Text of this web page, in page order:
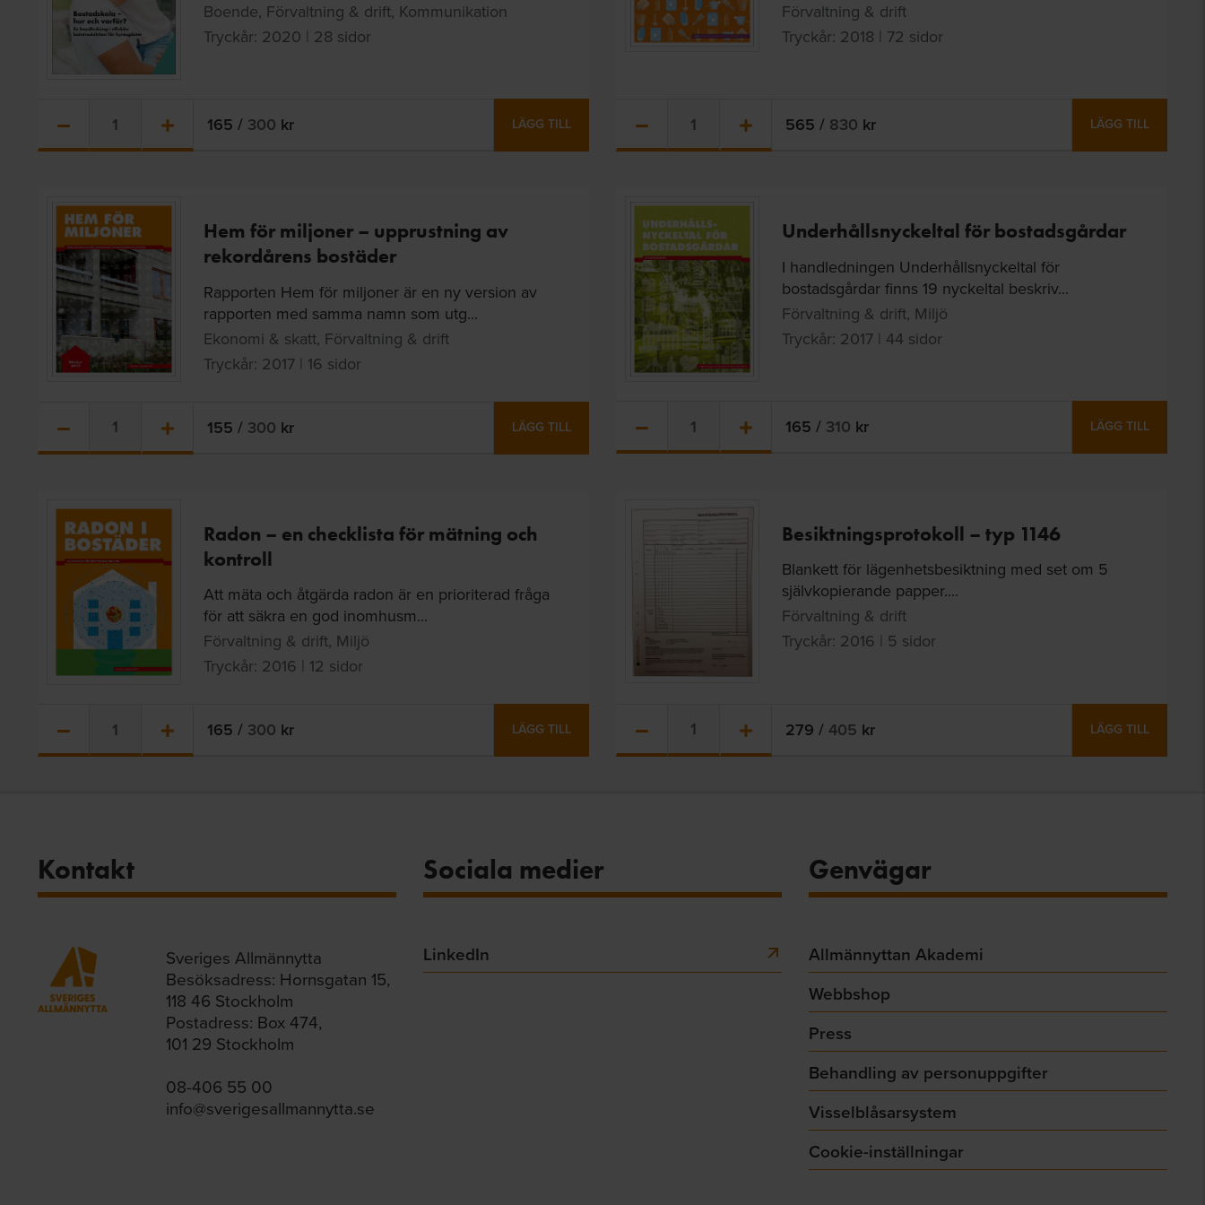
Boende, Förvaltning & drift, Kommunikation
Tryckår: 2020 | 28 sidor
165 / 300 kr LÄGG TILL
Förvaltning & drift
Tryckår: 2018 | 72 sidor
565 / 830 kr LÄGG TILL
Hem för miljoner – upprustning av
rekordårens bostäder
Rapporten Hem för miljoner är en ny version av
rapporten med samma namn som utg...
Ekonomi & skatt, Förvaltning & drift
Tryckår: 2017 | 16 sidor
155 / 300 kr LÄGG TILL
Underhållsnyckeltal för bostadsgårdar
I handledningen Underhållsnyckeltal för
bostadsgårdar finns 19 nyckeltal beskriv...
Förvaltning & drift, Miljö
Tryckår: 2017 | 44 sidor
165 / 310 kr LÄGG TILL
Radon – en checklista för mätning och
kontroll
Att mäta och åtgärda radon är en prioriterad fråga
för att säkra en god inomhusm...
Förvaltning & drift, Miljö
Tryckår: 2016 | 12 sidor
165 / 300 kr LÄGG TILL
Besiktningsprotokoll – typ 1146
Blankett för lägenhetsbesiktning med set om 5
självkopierande papper....
Förvaltning & drift
Tryckår: 2016 | 5 sidor
279 / 405 kr LÄGG TILL
Kontakt
Sveriges Allmännytta
Besöksadress: Hornsgatan 15,
118 46 Stockholm
Postadress: Box 474,
101 29 Stockholm
08-406 55 00
info@sverigesallmannytta.se
Sociala medier
LinkedIn
Genvägar
Allmännyttan Akademi
Webbshop
Press
Behandling av personuppgifter
Visselblåsarsystem
Cookie-inställningar